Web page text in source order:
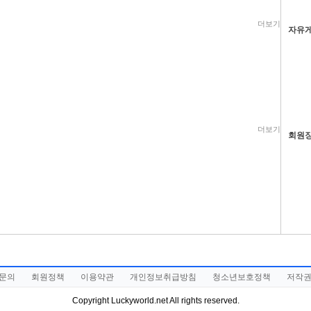
더보기
더보기
자유
회원
의 회원정책 이용약관 개인정보취급방침 청소년보호정책 저작
Copyright Luckyworld.net All rights reserved.